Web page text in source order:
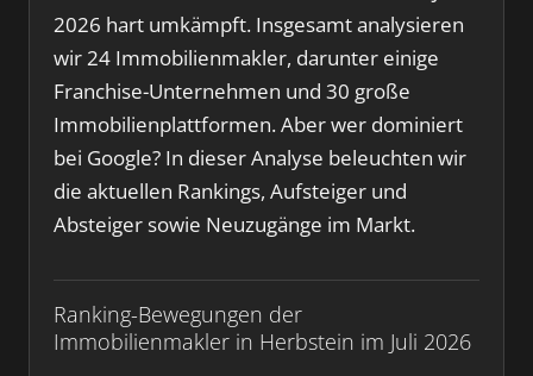
2026 hart umkämpft. Insgesamt analysieren
wir 24 Immobilienmakler, darunter einige
Franchise-Unternehmen und 30 große
Immobilienplattformen. Aber wer dominiert
bei Google? In dieser Analyse beleuchten wir
die aktuellen Rankings, Aufsteiger und
Absteiger sowie Neuzugänge im Markt.
Ranking-Bewegungen der
Immobilienmakler in Herbstein im Juli 2026